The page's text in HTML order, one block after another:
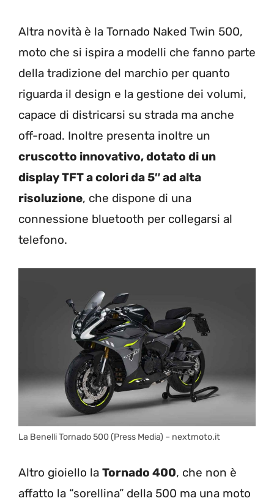
Altra novità è la Tornado Naked Twin 500,
moto che si ispira a modelli che fanno parte
della tradizione del marchio per quanto
riguarda il design e la gestione dei volumi,
capace di districarsi su strada ma anche
off-road. Inoltre presenta inoltre un
cruscotto innovativo, dotato di un
display TFT a colori da 5″ ad alta
risoluzione, che dispone di una
connessione bluetooth per collegarsi al
telefono.
La Benelli Tornado 500 (Press Media) – nextmoto.it
Altro gioiello la Tornado 400, che non è
affatto la “sorellina” della 500 ma una moto